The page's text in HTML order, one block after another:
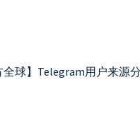
全球】Telegram用户来